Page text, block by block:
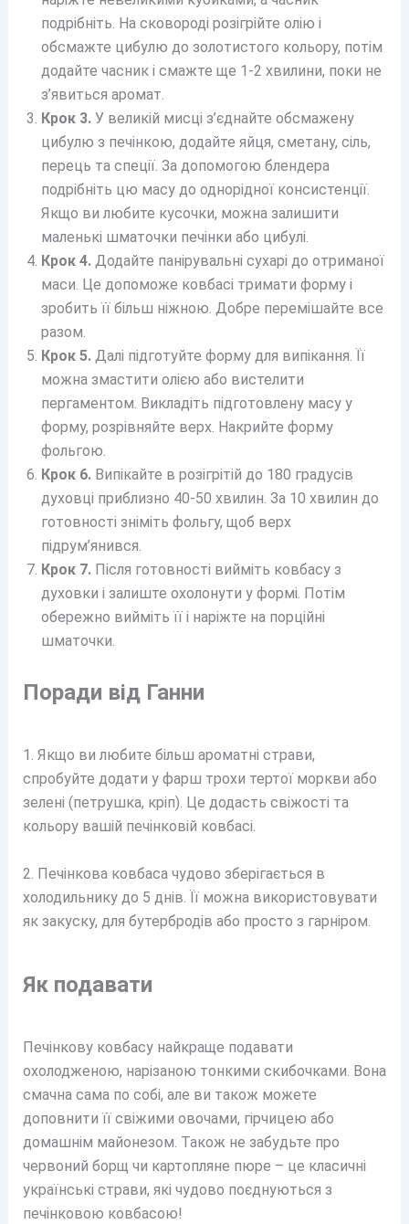
подрібніть. На сковороді розігрійте олію і
обсмажте цибулю до золотистого кольору, потім
додайте часник і смажте ще 1-2 хвилини, поки не
з’явиться аромат.
Крок 3.У великій мисці з’єднайте обсмажену
цибулю з печінкою, додайте яйця, сметану, сіль,
перець та спеції. За допомогою блендера
подрібніть цю масу до однорідної консистенції.
Якщо ви любите кусочки, можна залишити
маленькі шматочки печінки або цибулі.
Крок 4.Додайте панірувальні сухарі до отриманої
маси. Це допоможе ковбасі тримати форму і
зробить її більш ніжною. Добре перемішайте все
разом.
Крок 5.Далі підготуйте форму для випікання. Її
можна змастити олією або вистелити
пергаментом. Викладіть підготовлену масу у
форму, розрівняйте верх. Накрийте форму
фольгою.
Крок 6.Випікайте в розігрітій до 180 градусів
духовці приблизно 40-50 хвилин. За 10 хвилин до
готовності зніміть фольгу, щоб верх
підрум’янився.
Крок 7.Після готовності вийміть ковбасу з
духовки і залиште охолонути у формі. Потім
обережно вийміть її і наріжте на порційні
шматочки.
Поради від Ганни
1. Якщо ви любите більш ароматні страви,
спробуйте додати у фарш трохи тертої моркви або
зелені (петрушка, кріп). Це додасть свіжості та
кольору вашій печінковій ковбасі.
2. Печінкова ковбаса чудово зберігається в
холодильнику до 5 днів. Її можна використовувати
як закуску, для бутербродів або просто з гарніром.
Як подавати
Печінкову ковбасу найкраще подавати
охолодженою, нарізаною тонкими скибочками. Вона
смачна сама по собі, але ви також можете
доповнити її свіжими овочами, гірчицею або
домашнім майонезом. Також не забудьте про
червоний борщ чи картопляне пюре – це класичні
українські страви, які чудово поєднуються з
печінковою ковбасою!